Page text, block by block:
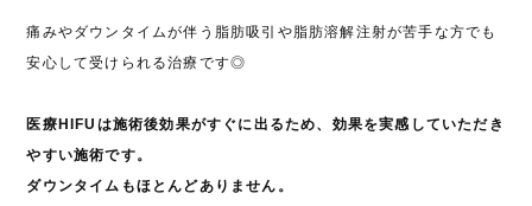
痛みやダウンタイムが伴う脂肪吸引や脂肪溶解注射が苦手な方でも
安心して受けられる治療です◎
医療HIFUは施術後効果がすぐに出るため、効果を実感していただき
やすい施術です。
ダウンタイムもほとんどありません。